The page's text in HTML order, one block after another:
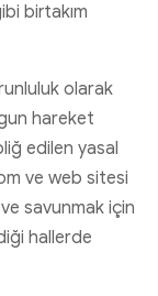
birtakım
olarak
hareket
edilen yasal
ve web sitesi
savunmak için
hallerde